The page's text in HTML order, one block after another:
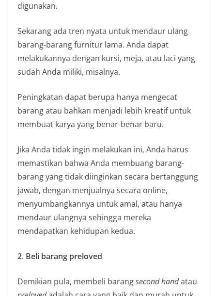
digunakan.
Sekarang ada tren nyata untuk mendaur ulang
barang-barang furnitur lama. Anda dapat
melakukannya dengan kursi, meja, atau laci yang
sudah Anda miliki, misalnya.
Peningkatan dapat berupa hanya mengecat
barang atau bahkan menjadi lebih kreatif untuk
membuat karya yang benar-benar baru.
Jika Anda tidak ingin melakukan ini, Anda harus
memastikan bahwa Anda membuang barang-
barang yang tidak diinginkan secara bertanggung
jawab, dengan menjualnya secara online,
menyumbangkannya untuk amal, atau hanya
mendaur ulangnya sehingga mereka
mendapatkan kehidupan kedua.
2. Beli barang preloved
Demikian pula, membeli barangsecond handatau